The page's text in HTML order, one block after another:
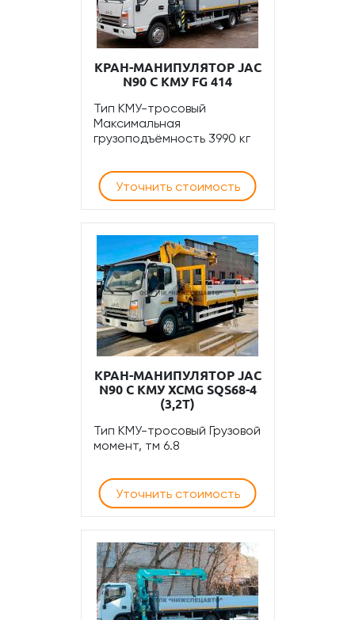
КРАН-МАНИПУЛЯТОР JAC
N90 С КМУ FG 414
Тип КМУ-тросовый
Максимальная
грузоподъёмность 3990 кг
Уточнить стоимость
КРАН-МАНИПУЛЯТОР JAC
N90 С КМУ XCMG SQS68-4
(3,2Т)
Тип КМУ-тросовый Грузовой
момент, тм 6.8
Уточнить стоимость